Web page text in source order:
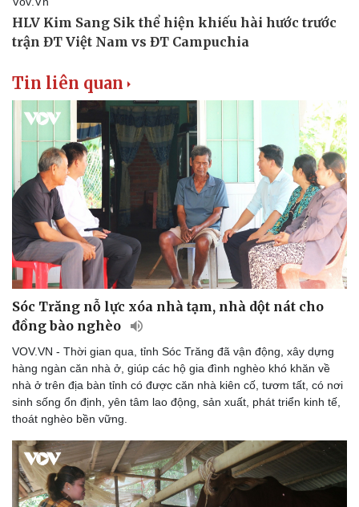
Du lịch
Tư vấn
Podcast
Câu chuyện thời sự
Tin liên quan
Sóc Trăng nỗ lực xóa nhà tạm, nhà dột nát cho
đồng bào nghèo
VOV.VN - Thời gian qua, tỉnh Sóc Trăng đã vận động, xây dựng
hàng ngàn căn nhà ở, giúp các hộ gia đình nghèo khó khăn về
nhà ở trên địa bàn tỉnh có được căn nhà kiên cố, tươm tất, có nơi
sinh sống ổn định, yên tâm lao động, sản xuất, phát triển kinh tế,
thoát nghèo bền vững.